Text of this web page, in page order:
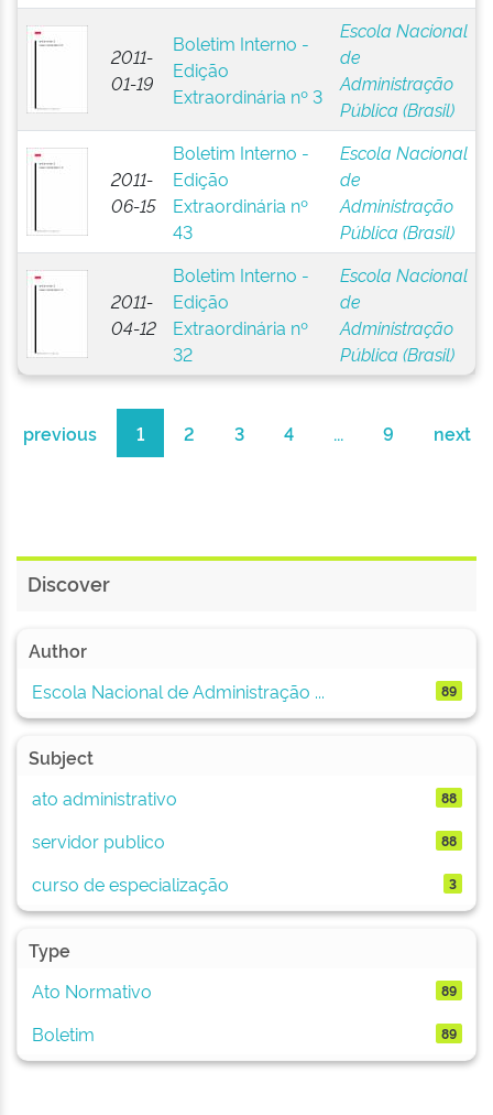
2011-
01-19
Boletim Interno -
Edição
Extraordinária nº 3
Escola Nacional
de
Administração
Pública (Brasil)
2011-
06-15
Boletim Interno -
Edição
Extraordinária nº
43
Escola Nacional
de
Administração
Pública (Brasil)
2011-
04-12
Boletim Interno -
Edição
Extraordinária nº
32
Escola Nacional
de
Administração
Pública (Brasil)
previous 1 2 3 4 ... 9 next
Discover
Author
Escola Nacional de Administração ...
89
Subject
ato administrativo
88
servidor publico 88
curso de especialização 3
Type
Ato Normativo
89
Boletim 89